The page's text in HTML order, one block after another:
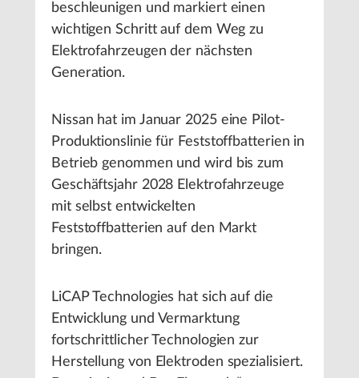
beschleunigen und markiert einen
wichtigen Schritt auf dem Weg zu
Elektrofahrzeugen der nächsten
Generation.
Nissan hat im Januar 2025 eine Pilot-
Produktionslinie für Feststoffbatterien in
Betrieb genommen und wird bis zum
Geschäftsjahr 2028 Elektrofahrzeuge
mit selbst entwickelten
Feststoffbatterien auf den Markt
bringen.
LiCAP Technologies hat sich auf die
Entwicklung und Vermarktung
fortschrittlicher Technologien zur
Herstellung von Elektroden spezialisiert.